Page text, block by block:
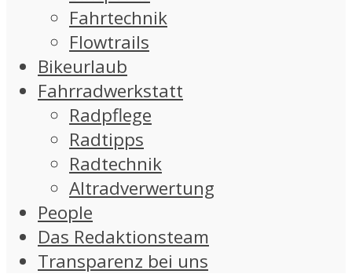
Fahrtechnik
Flowtrails
Bikeurlaub
Fahrradwerkstatt
Radpflege
Radtipps
Radtechnik
Altradverwertung
People
Das Redaktionsteam
Transparenz bei uns